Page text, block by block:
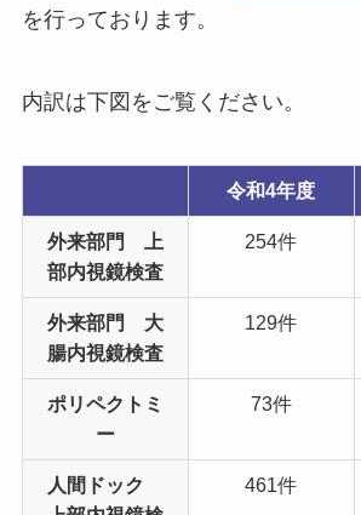
を行っております。
内訳は下図をご覧ください。
令和4年度
外来部門 上
部内視鏡検査
254件
外来部門 大
腸内視鏡検査
129件
ポリペクトミ
ー
73件
人間ドック
461件